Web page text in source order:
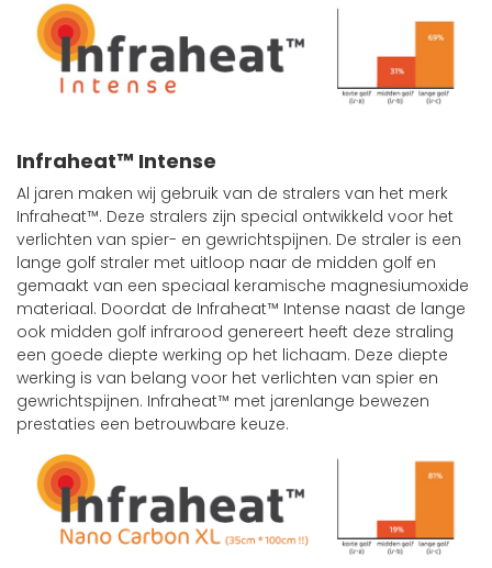
Infraheat™ Intense
Al jaren maken wij gebruik van de stralers van het merk
Infraheat™. Deze stralers zijn special ontwikkeld voor het
verlichten van spier- en gewrichtspijnen. De straler is een
lange golf straler met uitloop naar de midden golf en
gemaakt van een speciaal keramische magnesiumoxide
materiaal. Doordat de Infraheat™ Intense naast de lange
ook midden golf infrarood genereert heeft deze straling
een goede diepte werking op het lichaam. Deze diepte
werking is van belang voor het verlichten van spier en
gewrichtspijnen. Infraheat™ met jarenlange bewezen
prestaties een betrouwbare keuze.